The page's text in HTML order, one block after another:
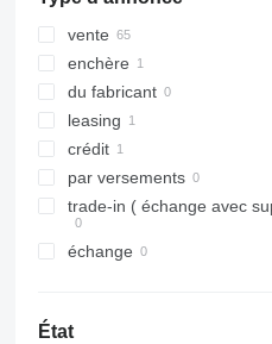
vente
enchère
du fabricant
leasing
crédit
par versements
trade-in ( échange avec
échange
État